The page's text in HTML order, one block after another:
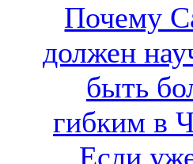
Почему
должен
быть
гибким в
Если